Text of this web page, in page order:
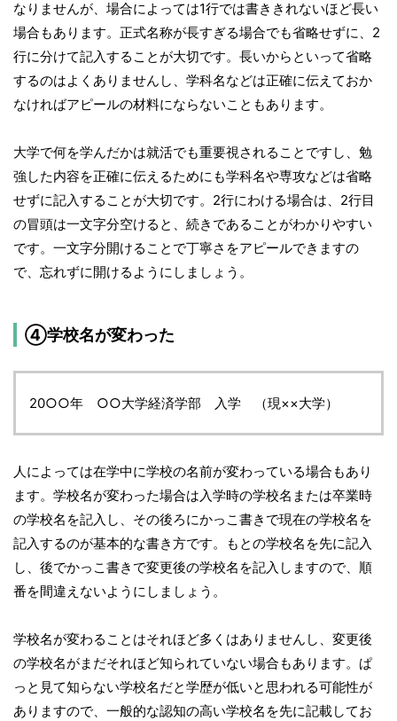
なりませんが、場合によっては1行では書ききれないほど長い
場合もあります。正式名称が長すぎる場合でも省略せずに、2
行に分けて記入することが大切です。長いからといって省略
するのはよくありませんし、学科名などは正確に伝えておか
なければアピールの材料にならないこともあります。
大学で何を学んだかは就活でも重要視されることですし、勉
強した内容を正確に伝えるためにも学科名や専攻などは省略
せずに記入することが大切です。2行にわける場合は、2行目
の冒頭は一文字分空けると、続きであることがわかりやすい
です。一文字分開けることで丁寧さをアピールできますの
で、忘れずに開けるようにしましょう。
④学校名が変わった
20○○年 ○○大学経済学部 入学 （現××大学）
人によっては在学中に学校の名前が変わっている場合もあり
ます。学校名が変わった場合は入学時の学校名または卒業時
の学校名を記入し、その後ろにかっこ書きで現在の学校名を
記入するのが基本的な書き方です。もとの学校名を先に記入
し、後でかっこ書きで変更後の学校名を記入しますので、順
番を間違えないようにしましょう。
学校名が変わることはそれほど多くはありませんし、変更後
の学校名がまだそれほど知られていない場合もあります。ぱ
っと見て知らない学校名だと学歴が低いと思われる可能性が
ありますので、一般的な認知の高い学校名を先に記載してお